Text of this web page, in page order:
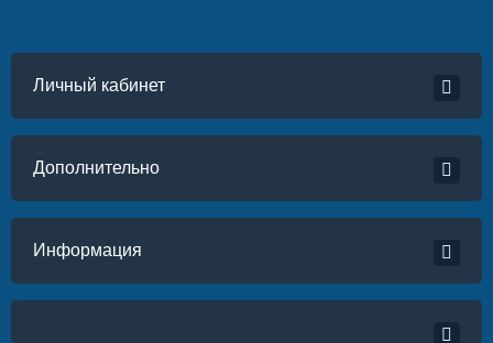
Личный кабинет
Дополнительно
Информация